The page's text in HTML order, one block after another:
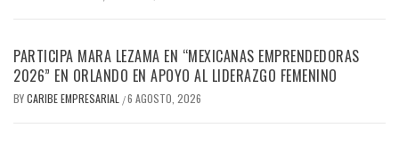
PARTICIPA MARA LEZAMA EN “MEXICANAS EMPRENDEDORAS
2026” EN ORLANDO EN APOYO AL LIDERAZGO FEMENINO
BYCARIBE EMPRESARIAL /6 AGOSTO, 2026